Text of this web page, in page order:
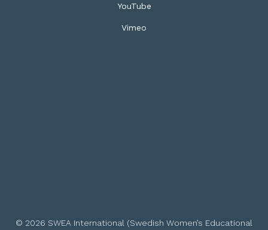
YouTube
Vimeo
© 2026 SWEA International (Swedish Women’s Educational